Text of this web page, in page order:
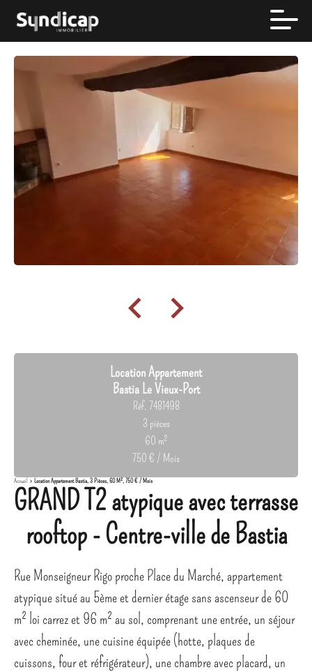
Location Appartement
Bastia Le Vieux-Port
Réf. 7481498
3 pièces
60 m²
750 € / Mois
Accueil Location Appartement Bastia, 3 Pièces, 60 M², 750 € / Mois
GRAND T2 atypique avec terrasse
rooftop - Centre-ville de Bastia
Rue Monseigneur Rigo proche Place du Marché, appartement
atypique situé au 5ème et dernier étage sans ascenseur de 60
m² loi carrez et 96 m² au sol, comprenant une entrée, un séjour
avec cheminée, une cuisine équipée (hotte, plaques de
cuissons, four et réfrigérateur), une chambre avec placard, un